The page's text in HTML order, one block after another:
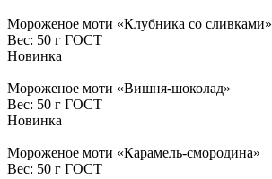
Мороженое моти «Клубника со сливками»
Вес: 50 г ГОСТ
Новинка
Мороженое моти «Вишня-шоколад»
Вес: 50 г ГОСТ
Новинка
Мороженое моти «Карамель-смородина»
Вес: 50 г ГОСТ